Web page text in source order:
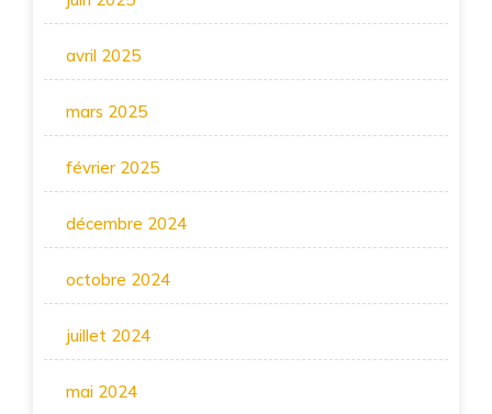
avril 2025
mars 2025
février 2025
décembre 2024
octobre 2024
juillet 2024
mai 2024